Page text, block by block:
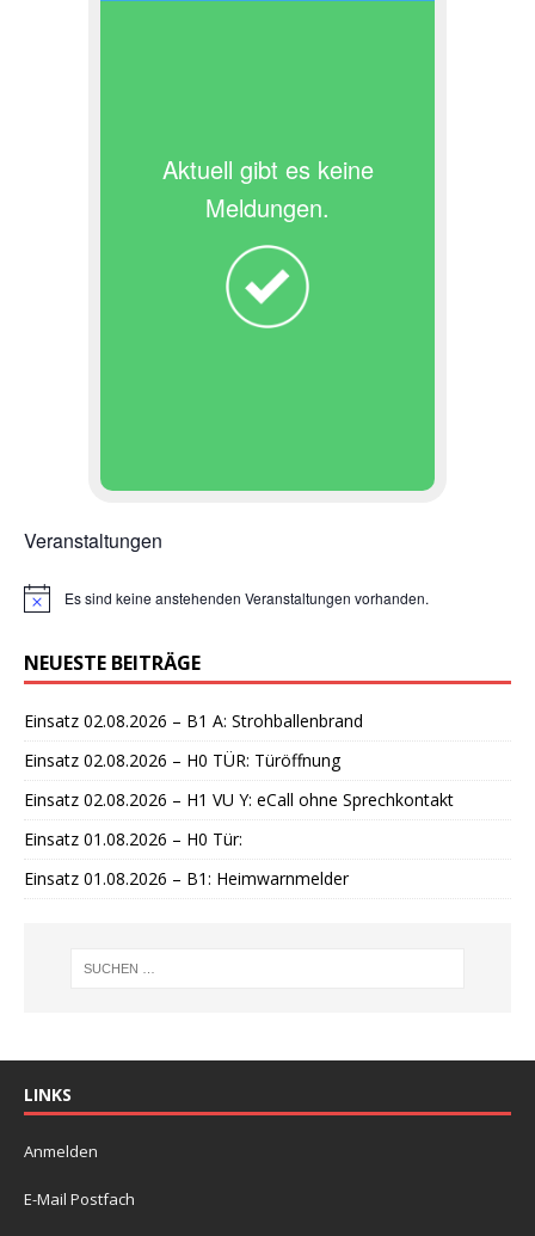
Aktuell gibt es keine
Meldungen.
Veranstaltungen
H
w
e
s
Es sind keine anstehenden Veranstaltungen vorhanden.
NEUESTE BEITRÄGE
Einsatz 02.08.2026 – B1 A: Strohballenbrand
Einsatz 02.08.2026 – H0 TÜR: Türöffnung
Einsatz 02.08.2026 – H1 VU Y: eCall ohne Sprechkontakt
Einsatz 01.08.2026 – H0 Tür:
Einsatz 01.08.2026 – B1: Heimwarnmelder
LINKS
Anmelden
E-Mail Postfach